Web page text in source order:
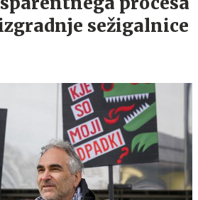
sežigalnice